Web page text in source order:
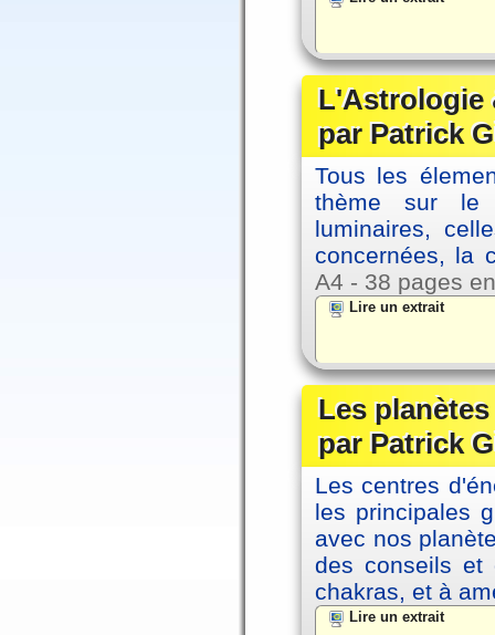
L'Astrologie
par Patrick
Tous les
thème sur le
luminaires,
concernées, la
A4 - 38 pages
Lire un extrait
Les
par Patrick
Les centres
les principales
avec nos
des conseils et
chakras, et à
Lire un extrait